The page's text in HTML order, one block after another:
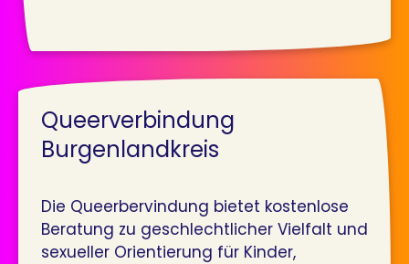
Queerverbindung
Burgenlandkreis
Die Queerbervindung bietet kostenlose
Beratung zu geschlechtlicher Vielfalt und
sexueller Orientierung für Kinder,